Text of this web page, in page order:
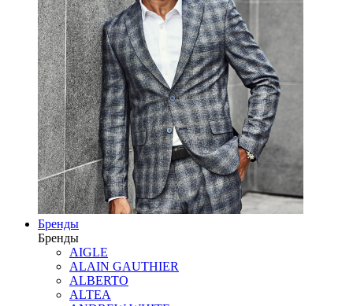
Бренды
Бренды
AIGLE
ALAIN GAUTHIER
ALBERTO
ALTEA